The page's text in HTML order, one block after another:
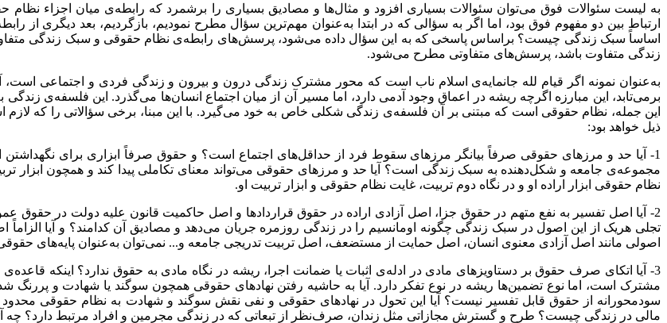
به لیست سئوالات فوق می‌توان سئوالات بسیاری افزود و مثال‌‌ها و مصادیق بسیاری را برشمرد که رابطه‌ی میان اجزاء نظام
ارتباط بین دو مفهوم فوق بود، اما اگر به سؤالی که در ابتدا به‌عنوان مهم‌ترین سؤال مطرح نمودیم، بازگردیم، بعد
اساساً سبک زندگی چیست؟ بر‌اساس پاسخی که به این سؤال داده می‌شود، پرسش‌های رابطه‌ی نظام حقوقی و سبک زندگی متفاوت
زندگی متفاوت باشد، پرسش‌های متفاوتی مطرح می‌شود.
به‌عنوان نمونه اگر قیام لله جانمایه‌ی اسلام ناب است که محور مشترک زندگی درون و بیرون و زندگی فردی و اجتماعی است،
برمی‌‌تابد، این مبارزه اگرچه ریشه در اعماق وجود آدمی دارد، اما مسیر آن از میان اجتماع انسان‌ها می‌‌‌گذرد. این فلسفه‌ی
این جمله، نظام حقوقی است که مبتنی بر آن فلسفه‌ی زندگی شکلی خاص به خود می‌گیرد. با این مبنا، برخی سؤالاتی را که
ذیل خواهد بود:
1- آیا حد و مرزهای حقوقی صرفاً بیانگر مرزهای سقوط فرد از حداقل‌های اجتماع است؟ و حقوق صرفاً ابزاری برای نگهداشتن
مجموعه‌ی جامعه و شکل‌دهنده به سبک زندگی است؟ آیا حد و مرزهای حقوقی می‌‌‌تواند معنای تکاملی پیدا کند و همچون ابزار
نظام حقوقی ابزار اراده او و در نگاه دوم تربیت، غایت نظام حقوقی و ابزار تربیت او.
2- آیا اصل تفسیر به نفع متهم در حقوق جزا، اصل آزادی اراده در حقوق قراردادها و اصل حاکمیت قانون علیه دولت در
تجلی هریک از این اصول در سبک زندگی چگونه اومانسیم را در زندگی روزمره جریان می‌دهد و مصادیق آن کدامند؟ و آیا
اصولی مانند اصل آزادی معنوی انسان، اصل حمایت از مستضعف، اصل تربیت تدریجی جامعه و... نمی‌‌توان به‌‌عنوان پایه‌های
3- آیا اتکای صرف حقوق بر دستاویزهای مادی در ادله‌ی اثبات یا ضمانت اجرا، ریشه در نگاه مادی به حقوق ندارد؟ اینکه
مشترک است، اما نوع تضمین‌ها ریشه در نوع تفکر دارد. آیا به حاشیه رفتن نهادهای حقوقی همچون سوگند یا شهادت و
سودمحورانه از حقوق قابل تفسیر نیست؟ آیا این تحول در نهادهای حقوقی و نفی نقش سوگند و شهادت به نظام حقوقی محدود
مالی در زندگی چیست؟ طرح و گسترش مجازاتی مثل زندان، صرف‌نظر از تبعاتی که در زندگی مجرمین و افراد مرتبط دارد؟ چه